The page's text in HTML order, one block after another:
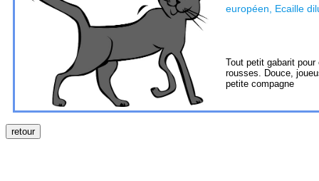
européen, Ecaille
Tout petit gabarit
rousses. Douce,
petite compagne